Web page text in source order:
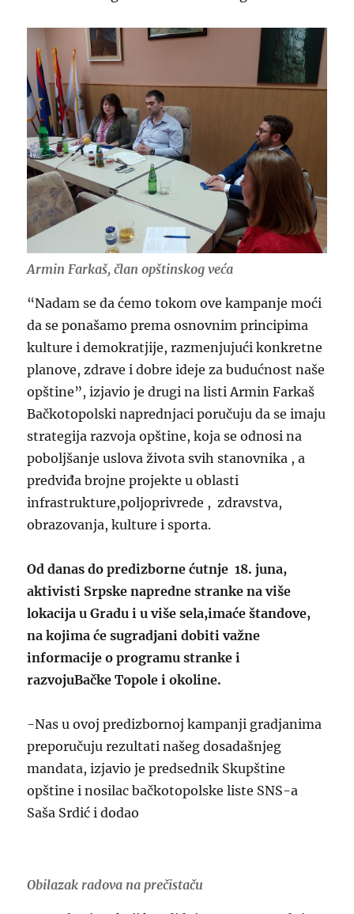
Armin Farkaš, član opštinskog veća
“Nadam se da ćemo tokom ove kampanje moći
da se ponašamo prema osnovnim principima
kulture i demokratjije, razmenjujući konkretne
planove, zdrave i dobre ideje za budućnost naše
opštine”, izjavio je drugi na listi Armin Farkaš
Bačkotopolski naprednjaci poručuju da se imaju
strategija razvoja opštine, koja se odnosi na
poboljšanje uslova života svih stanovnika , a
predviđa brojne projekte u oblasti
infrastrukture,poljoprivrede , zdravstva,
obrazovanja, kulture i sporta.
Od danas do predizborne ćutnje 18. juna,
aktivisti Srpske napredne stranke na više
lokacija u Gradu i u više sela,imaće štandove,
na kojima će sugradjani dobiti važne
informacije o programu stranke i
razvojuBačke Topole i okoline.
-Nas u ovoj predizbornoj kampanji gradjanima
preporučuju rezultati našeg dosadašnjeg
mandata, izjavio je predsednik Skupštine
opštine i nosilac bačkotopolske liste SNS-a
Saša Srdić i dodao
Obilazak radova na prečistaču